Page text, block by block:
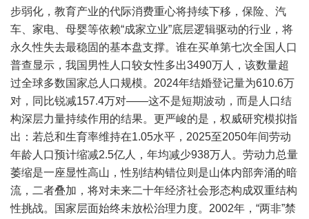
步弱化，教育产业的代际消费重心将持续下移，保险、汽
车、家电、母婴等依赖“成家立业”底层逻辑驱动的行业，将
永久性失去最稳固的基本盘支撑。谁在买单第七次全国人口
普查显示，我国男性人口较女性多出3490万人，该数量超
过全球多数国家总人口规模。2024年结婚登记量为610.6万
对，同比锐减157.4万对——这不是短期波动，而是人口结
构深层力量持续作用的结果。更严峻的是，权威研究模拟指
出：若总和生育率维持在1.05水平，2025至2050年间劳动
年龄人口预计缩减2.5亿人，年均减少938万人。劳动力总量
萎缩是一座显性高山，性别结构错位则是山体内部奔涌的暗
流，二者叠加，将对未来二十年经济社会形态构成双重结构
性挑战。国家层面始终未放松治理力度。2002年，“两非”禁